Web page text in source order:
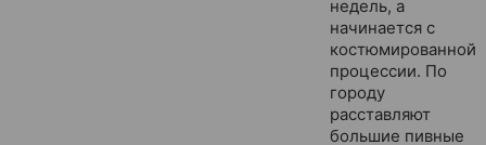
недель, а
начинается с
костюмированной
процессии. По
городу
расставляют
большие пивные